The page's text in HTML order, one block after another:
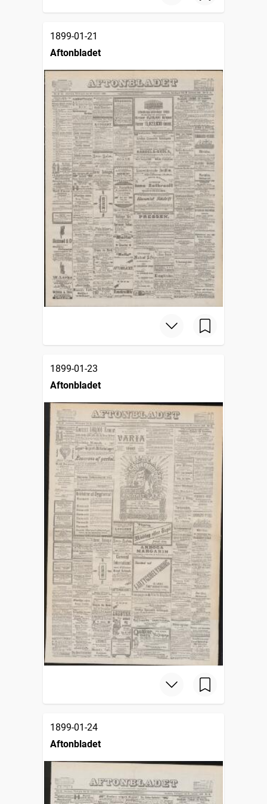
1899-01-21
Aftonbladet
1899-01-23
Aftonbladet
1899-01-24
Aftonbladet